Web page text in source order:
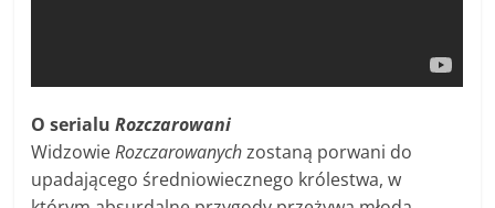
O serialu Rozczarowani
WidzowieRozczarowanychzostaną porwani do
upadającego średniowiecznego królestwa, w